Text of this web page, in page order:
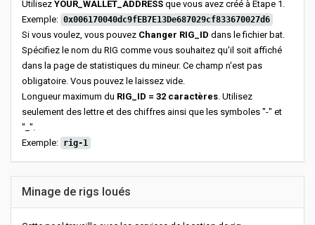
Utilisez YOUR_WALLET_ADDRESS que vous avez créé à Etape 1.
Exemple: 0x006170040dc9fEB7E13De687029cf833670027d6
Si vous voulez, vous pouvez Changer RIG_ID dans le fichier bat.
Spécifiez le nom du RIG comme vous souhaitez qu'il soit affiché
dans la page de statistiques du mineur. Ce champ n'est pas
obligatoire. Vous pouvez le laissez vide.
Longueur maximum du RIG_ID = 32 caractères. Utilisez
seulement des lettre et des chiffres ainsi que les symboles "-" et
"_".
Exemple: rig-1
Minage de rigs loués